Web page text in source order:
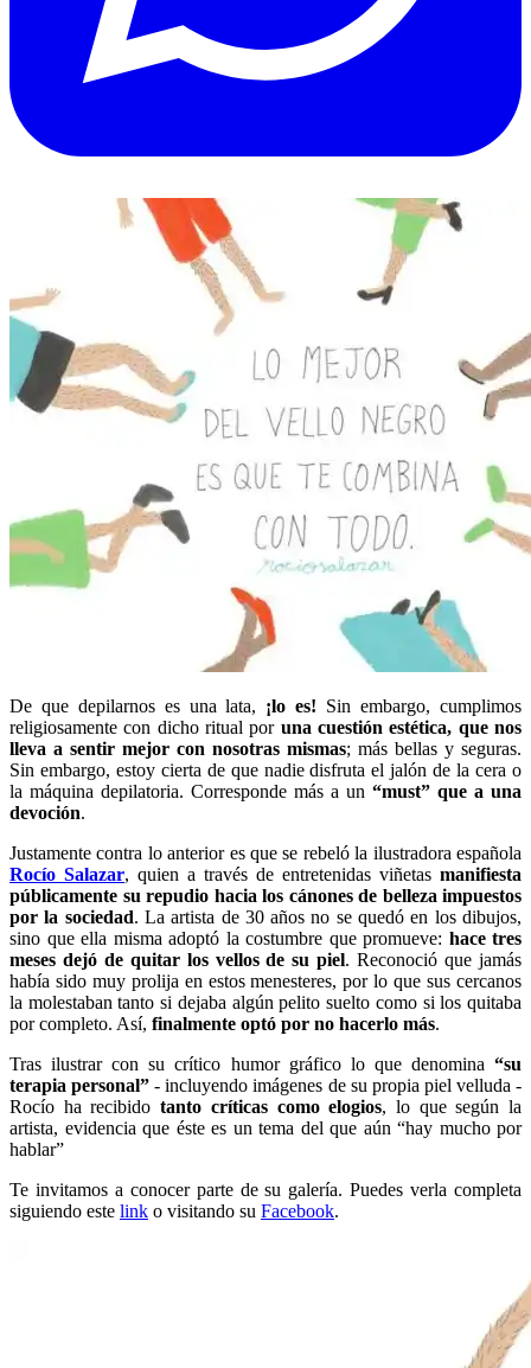
De que depilarnos es una lata, ¡lo es! Sin embargo, cumplimos
religiosamente con dicho ritual por una cuestión estética, que nos
lleva a sentir mejor con nosotras mismas; más bellas y seguras.
Sin embargo, estoy cierta de que nadie disfruta el jalón de la cera o
la máquina depilatoria. Corresponde más a un “must” que a una
devoción.
Justamente contra lo anterior es que se rebeló la ilustradora española
Rocío Salazar, quien a través de entretenidas viñetas manifiesta
públicamente su repudio hacia los cánones de belleza impuestos
por la sociedad. La artista de 30 años no se quedó en los dibujos,
sino que ella misma adoptó la costumbre que promueve: hace tres
meses dejó de quitar los vellos de su piel. Reconoció que jamás
había sido muy prolija en estos menesteres, por lo que sus cercanos
la molestaban tanto si dejaba algún pelito suelto como si los quitaba
por completo. Así, finalmente optó por no hacerlo más.
Tras ilustrar con su crítico humor gráfico lo que denomina “su
terapia personal” - incluyendo imágenes de su propia piel velluda -
Rocío ha recibidotanto críticas como elogios, lo que según la
artista, evidencia que éste es un tema del que aún “hay mucho por
hablar”
Te invitamos a conocer parte de su galería. Puedes verla completa
siguiendo este link o visitando su Facebook.